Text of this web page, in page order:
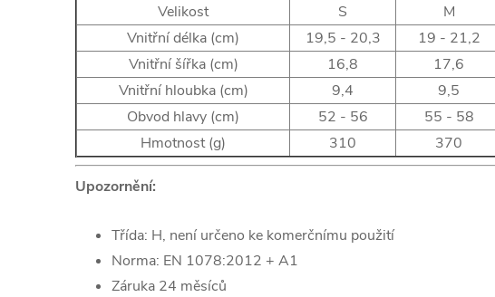
Velikost S M
Vnitřní délka (cm)
19,5 - 20,3 19 - 21,2
Vnitřní šířka (cm)
16,8 17,6
Vnitřní hloubka (cm)
9,4 9,5
Obvod hlavy (cm)
52 - 56 55 - 58
Hmotnost (g)
310 370
Upozornění:
Třída: H, není určeno ke komerčnímu použití
Norma: EN 1078:2012 + A1
Záruka 24 měsíců